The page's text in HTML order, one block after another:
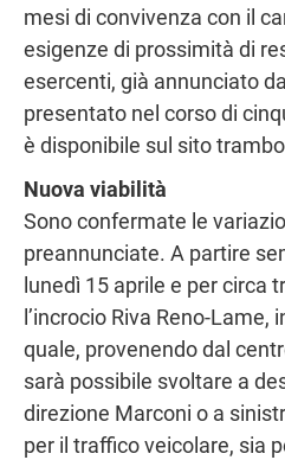
mesi di convivenza con il
esigenze di prossimità di
esercenti, già annunciato
presentato nel corso di
è disponibile sul sito
Nuova viabilità
Sono confermate le
preannunciate. A partire
lunedì 15 aprile e per circa
l’incrocio Riva Reno-Lame,
quale, provenendo dal
sarà possibile svoltare a
direzione Marconi o a
per il traffico veicolare, sia